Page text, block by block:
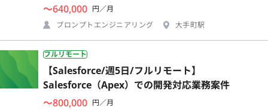
〜640,000 円／月
プロンプトエンジニアリング
大手町駅
フルリモート
【Salesforce/週5日/フルリモート】
Salesforce（Apex）での開発対応業務案件
〜800,000 円／月